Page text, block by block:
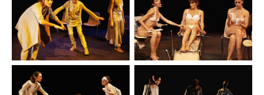
varios centros asistenciais de Madrid.
Queriamos abrir o concepto de realidade ao
que un quixer decidir e darse a liberdade de
facelo divertíndose, pois quizais o humor
sexa o mellor vehículo para entender o
incomprensible da vida.